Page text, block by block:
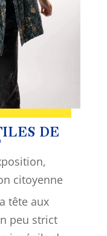
DE
,
citoyenne
tête aux
peu strict